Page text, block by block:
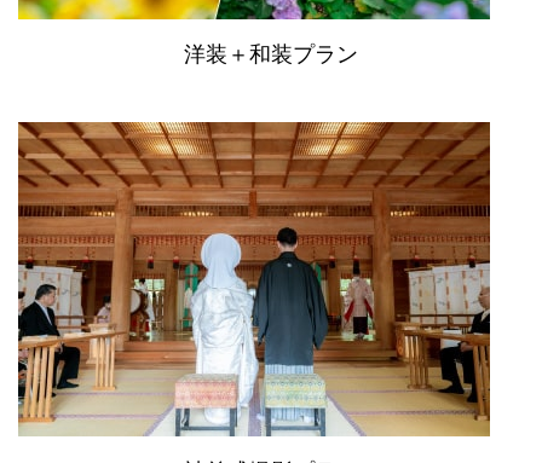
洋装＋和装プラン